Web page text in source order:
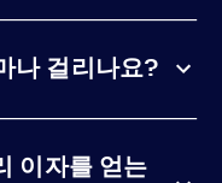
나 걸리나요?
이자를 얻는